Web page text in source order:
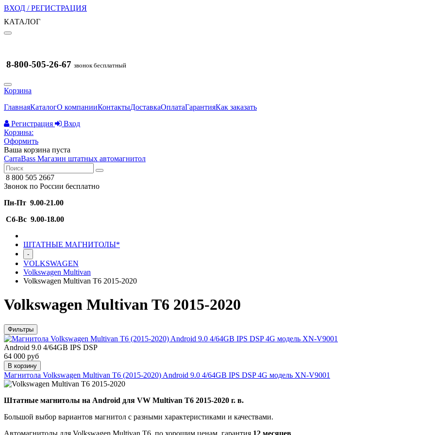
ВХОД / РЕГИСТРАЦИЯ
КАТАЛОГ
8-800-505-26-67 звонок бесплатный
Корзина
ГлавнаяКаталогО компанииКонтактыДоставкаОплатаГарантияКак заказать
Регистрация
Вход
Корзина:
Оформить
Ваша корзина пуста
CarraBass Магазин штатных автомагнитол
8 800 505 2667
Звонок по России бесплатно
Пн-Пт 9.00-21.00
Сб-Вс 9.00-18.00
ШТАТНЫЕ МАГНИТОЛЫ*
-
VOLKSWAGEN
Volkswagen Multivan
Volkswagen Multivan T6 2015-2020
Volkswagen Multivan T6 2015-2020
Фильтры
Android 9.0 4/64GB IPS DSP
64 000 руб
В корзину
Магнитола Volkswagen Multivan T6 (2015-2020) Android 9.0 4/64GB IPS DSP 4G модель XN-V9001
Штатные магнитолы на Android для VW Multivan T6 2015-2020 г. в.
Большой выбор вариантов магнитол с разными характеристиками и качествами.
Автомагнитолы для Volkswagen Multivan T6 по хорошим ценам, гарантия 12 месяцев